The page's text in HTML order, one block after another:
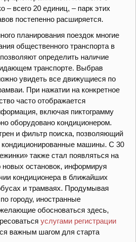
– всего 20 единиц, – парк этих
постепенно расширяется.
планирования поездок многие
общественного транспорта в
определить наличие
транспорте. Выбрав
увидеть все движущиеся по
При нажатии на конкретное
часто отображается
включая пиктограмму
оборудовано кондиционером.
и фильтр поиска, позволяющий
кондиционированные машины. С 30
также стал появляться на
новых остановок, информируя
кондиционера в ближайших
и трамваях. Продумывая
городу, иностранные
обосноваться здесь,
услугами регистрации
важным шагом для старта